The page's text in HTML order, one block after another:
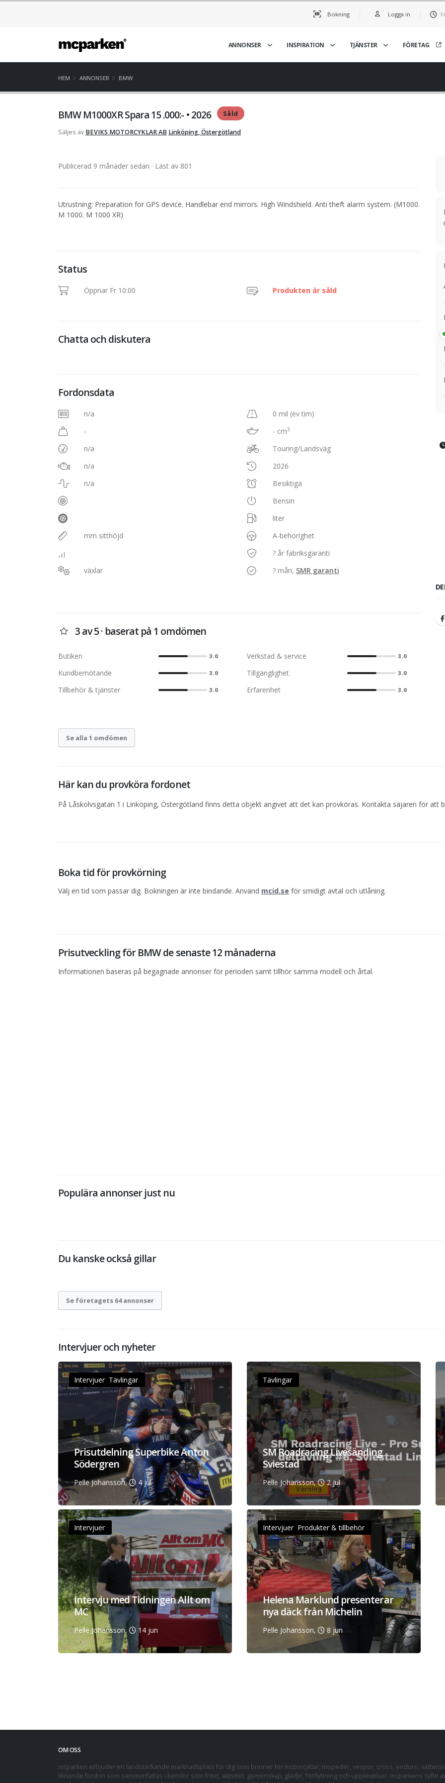
Bokning Logga in
ANNONSER INSPIRATION TJÄNSTER FÖRETAG
HEM ANNONSER BMW
BMW M1000XR Spara 15 .000:- • 2026 Såld
Säljes av BEVIKS MOTORCYKLAR AB Linköping, Östergötland
Publicerad 9 månader sedan · Läst av 801
Utrustning: Preparation for GPS device. Handlebar end mirrors. High Windshield. Anti theft alarm system. (M1000.
M 1000. M 1000 XR)
Status
Öppnar Fr 10:00 Produkten är såld
Chatta och diskutera
Fordonsdata
n/a
-
n/a
n/a
n/a
mm sitthöjd
växlar
0 mil (ev tim)
- cm3
Touring/Landsväg
2026
Besiktiga
Bensin
liter
A-behörighet
? år fabriksgaranti
? mån, SMR garanti
3 av 5 · baserat på 1 omdömen
Butiken 3.0 Verkstad & service 3.0
Kundbemötande 3.0 Tillgänglighet 3.0
Tillbehör & tjänster 3.0 Erfarenhet 3.0
Se alla 1 omdömen
Här kan du provköra fordonet
På Låskolvsgatan 1 i Linköping, Östergötland finns detta objekt angivet att det kan provköras. Kontakta säjaren för att
Boka tid för provkörning
Välj en tid som passar dig. Bokningen är inte bindande. Använd mcid.se för smidigt avtal och utlåning.
Prisutveckling för BMW de senaste 12 månaderna
Informationen baseras på begagnade annonser för perioden samt tillhör samma modell och årtal.
Populära annonser just nu
Du kanske också gillar
Se företagets 64 annonser
Intervjuer och nyheter
Intervjuer Tävlingar
Prisutdelning Superbike Anton
Södergren
Pelle Johansson, 4 jul
Tävlingar
SM Roadracing Livesänding
Sviestad
Pelle Johansson, 2 jul
Intervjuer
Intervju med Tidningen Allt om
MC
Pelle Johansson, 14 jun
Intervjuer Produkter & tillbehör
Helena Marklund presenterar
nya däck från Michelin
Pelle Johansson, 8 jun
OM OSS
mcparken erbjuder en landstäckande marknadsplats för dig som brinner för motorcyklar, mopeder, vespor, cross, enduro,
liknande fordon som sammanfattas i känslor som fritid, aktivitet, gemenskap, glädje, förflyttning och upplevelser. mcparkens syfte